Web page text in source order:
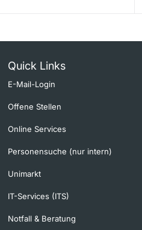
Quick Links
E-Mail-Login
Offene Stellen
Online Services
Personensuche (nur intern)
Unimarkt
IT-Services (ITS)
Notfall & Beratung